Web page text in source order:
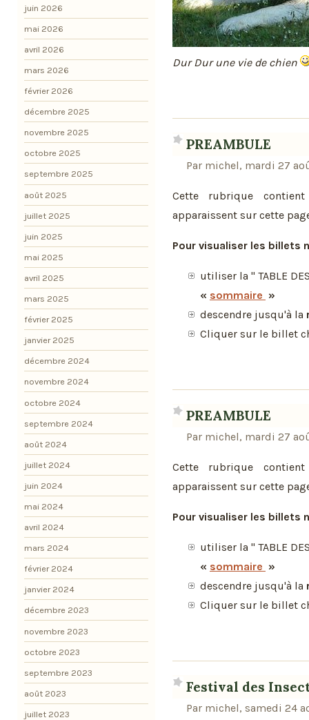
Dur Dur une vie de chien
PREAMBULE
Par michel, mardi 27
Cette rubrique
apparaissent sur cette
Pour visualiser les billets
utiliser la " TABLE
« sommaire »
descendre jusqu'à la
Cliquer sur le billet
PREAMBULE
Par michel, mardi 27
Cette rubrique
apparaissent sur cette
Pour visualiser les billets
utiliser la " TABLE
« sommaire »
descendre jusqu'à la
Cliquer sur le billet
Festival des
Par michel, samedi 24
juin 2026
mai 2026
avril 2026
mars 2026
février 2026
décembre 2025
novembre 2025
octobre 2025
septembre 2025
août 2025
juillet 2025
juin 2025
mai 2025
avril 2025
mars 2025
février 2025
janvier 2025
décembre 2024
novembre 2024
octobre 2024
septembre 2024
août 2024
juillet 2024
juin 2024
mai 2024
avril 2024
mars 2024
février 2024
janvier 2024
décembre 2023
novembre 2023
octobre 2023
septembre 2023
août 2023
juillet 2023